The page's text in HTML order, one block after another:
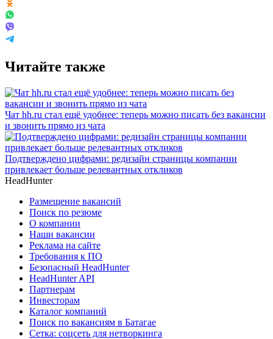
Читайте также
Чат hh.ru стал ещё удобнее: теперь можно писать без вакансии
и звонить прямо из чата
Подтверждено цифрами: редизайн страницы компании
привлекает больше релевантных откликов
HeadHunter
Размещение вакансий
Поиск по резюме
О компании
Наши вакансии
Реклама на сайте
Требования к ПО
Безопасный HeadHunter
HeadHunter API
Партнерам
Инвесторам
Каталог компаний
Поиск по вакансиям в Батагае
Сетка: соцсеть для нетворкинга